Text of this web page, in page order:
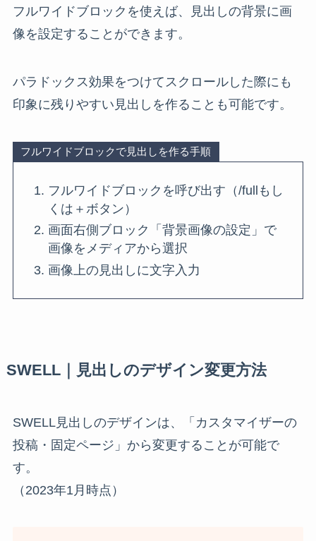
フルワイドブロックを使えば、見出しの背景に画
像を設定することができます。
パラドックス効果をつけてスクロールした際にも
印象に残りやすい見出しを作ることも可能です。
フルワイドブロックで見出しを作る手順
フルワイドブロックを呼び出す（/fullもし
くは＋ボタン）
画面右側ブロック「背景画像の設定」で
画像をメディアから選択
画像上の見出しに文字入力
SWELL｜見出しのデザイン変更方法
SWELL見出しのデザインは、「カスタマイザーの
投稿・固定ページ」から変更することが可能で
す。
（2023年1月時点）